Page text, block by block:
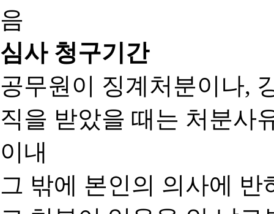
음
심사 청구기간
공무원이 징계처분이나,
직을 받았을 때는 처분사
이내
그 밖에 본인의 의사에